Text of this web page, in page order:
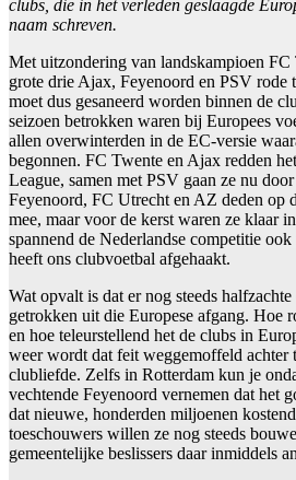
clubs, die in het verleden geslaagde
naam schreven.
Met uitzondering van landskampioen
grote drie Ajax, Feyenoord en PSV rode
moet dus gesaneerd worden binnen de
seizoen betrokken waren bij Europees
allen overwinterden in de EC-versie
begonnen. FC Twente en Ajax redden
League, samen met PSV gaan ze nu
Feyenoord, FC Utrecht en AZ deden op
mee, maar voor de kerst waren ze klaar
spannend de Nederlandse competitie
heeft ons clubvoetbal afgehaakt.
Wat opvalt is dat er nog steeds
getrokken uit die Europese afgang. Hoe
en hoe teleurstellend het de clubs in
weer wordt dat feit weggemoffeld achter
clubliefde. Zelfs in Rotterdam kun je
vechtende Feyenoord vernemen dat het
dat nieuwe, honderden miljoenen
toeschouwers willen ze nog steeds
gemeentelijke beslissers daar inmiddels